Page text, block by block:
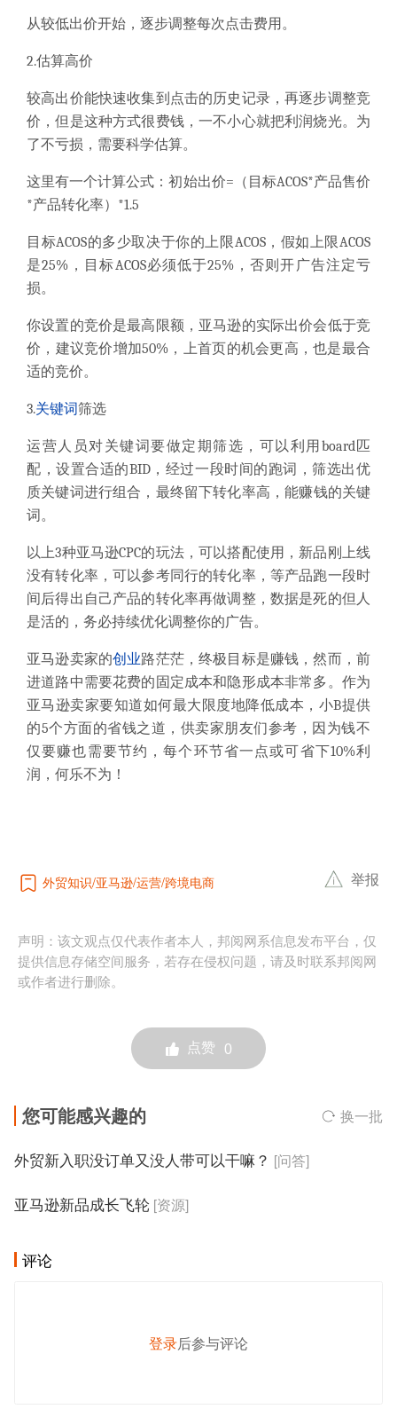
从较低出价开始，逐步调整每次点击费用。
2.估算高价
较高出价能快速收集到点击的历史记录，再逐步调整竞
价，但是这种方式很费钱，一不小心就把利润烧光。为
了不亏损，需要科学估算。
这里有一个计算公式 ：初始出价= （目标ACOS*产品售价
*产品转化率） *1.5
目标ACOS的多少取决于你的上限ACOS，假如上限ACOS
是25% ，目标ACOS必须低于25% ，否则开广告注定亏
损。
你设置的竞价是最高限额，亚马逊的实际出价会低于竞
价，建议竞价增加50% ，上首页的机会更高，也是最合
适的竞价。
3.关键词筛选
运营人员对关键词要做定期筛选，可以利用 board匹
配，设置合适的BID， 经过一段时间的跑词，筛选出优
质关键词进行组合，最终留下转化率高 ，能赚钱的关键
词。
以上3种亚马逊CPC的玩法，可以搭配使用，新品刚上线
没有转化率，可以参考同行的转化率，等产品跑一段时
间后得出自己产品的转化率再做调整，数据是死的但人
是活的，务必持续优化调整你的广告。
亚马逊卖家的创业路茫茫，终极目标是赚钱，然而，前
进道路中需要花费的固定成本和隐形成本非常多。作为
亚马逊卖家要知道如何最大限度地降低成本，小B提供
的5个方面的省钱之道，供卖家朋友们参考，因为钱不
仅要赚也需要节约，每个环节省一点或可省下10%利
润，何乐不为！
外贸知识 亚马逊 运营 跨境电商 举报
声明：该文观点仅代表作者本人，邦阅网系信息发布平台，仅
提供信息存储空间服务，若存在侵权问题，请及时联系邦阅网
或作者进行删除。
点赞 0
您可能感兴趣的 换一批
外贸新入职没订单又没人带可以干嘛？ [问答]
亚马逊新品成长飞轮 [资源]
评论
登录后参与评论